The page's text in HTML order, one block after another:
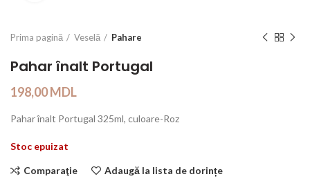
Prima pagină Veselă Pahare
Pahar înalt Portugal
198,00MDL
Pahar înalt Portugal 325ml, culoare-Roz
Stoc epuizat
Comparaţie Adaugă la lista de dorințe